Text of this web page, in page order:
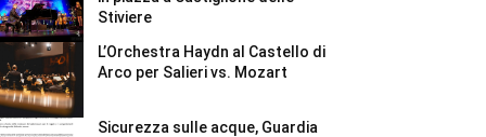
Stiviere
L’Orchestra Haydn al Castello di
Arco per Salieri vs. Mozart
Sicurezza sulle acque, Guardia